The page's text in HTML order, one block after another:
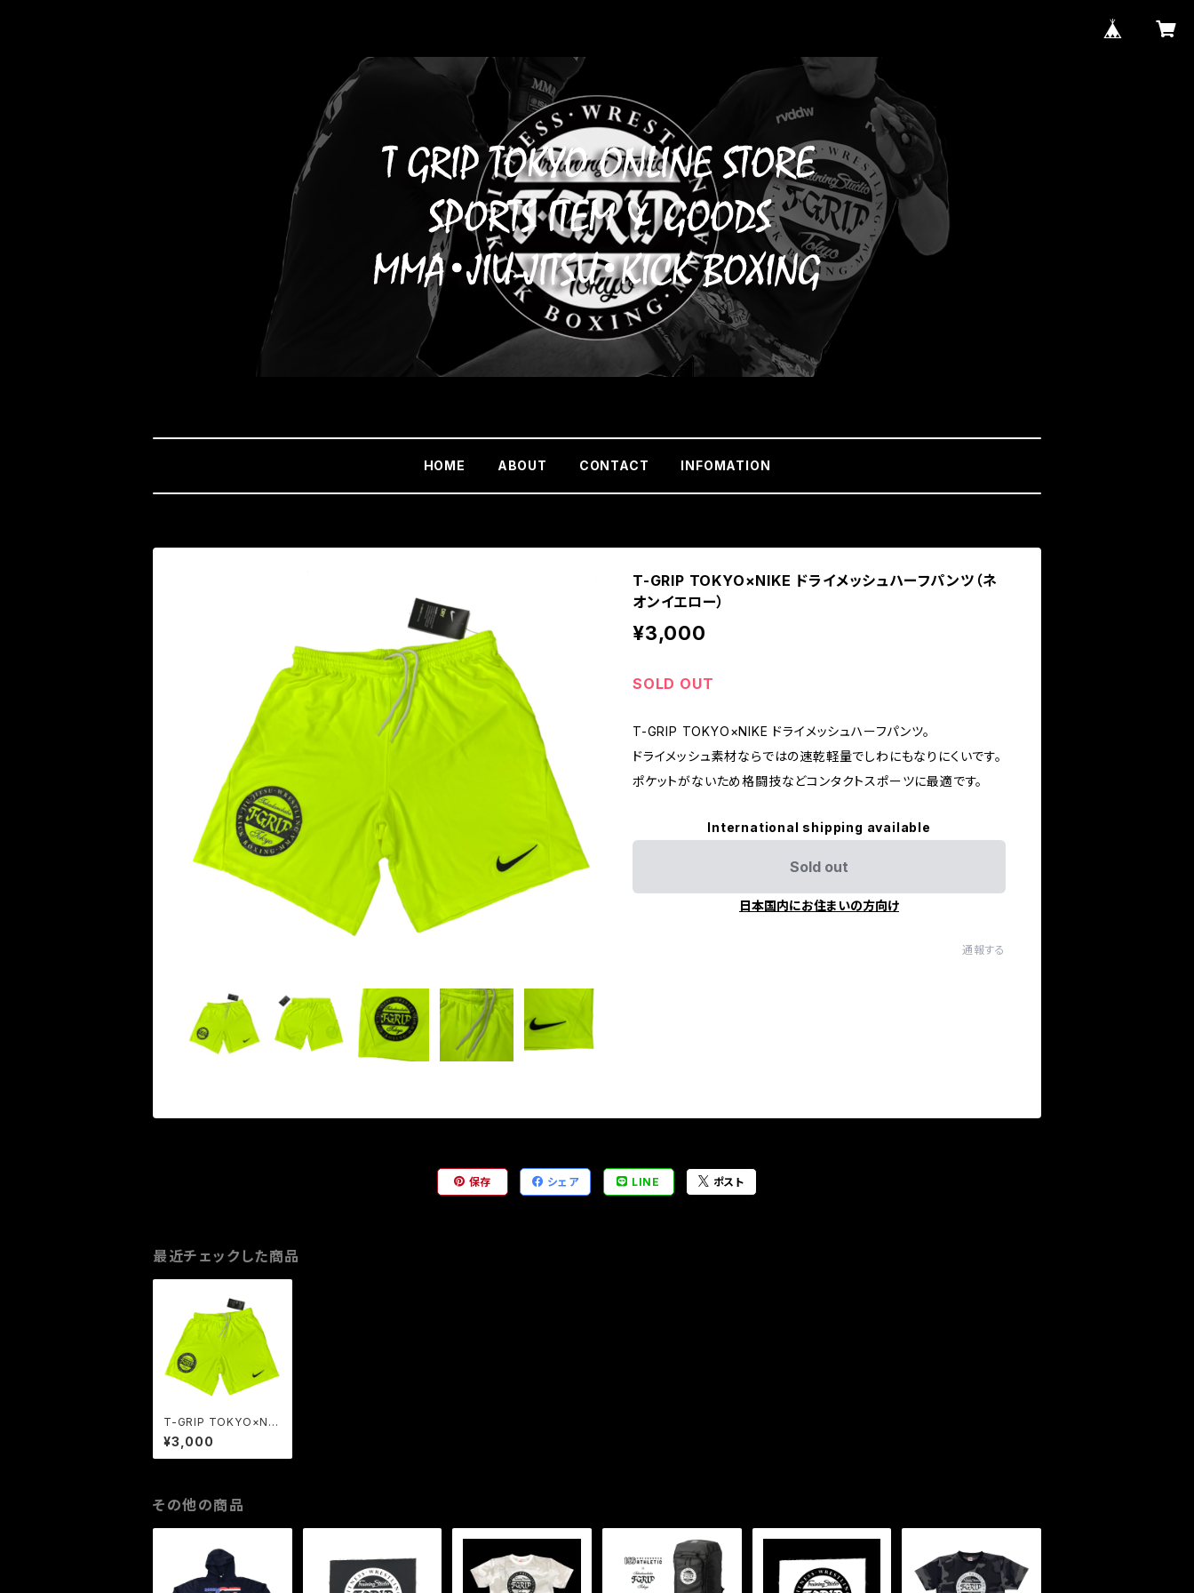
HOME ABOUT CONTACT INFOMATION
T-GRIP TOKYO×NIKE ドライメッシュハーフパンツ（ネ
オンイエロー）
¥3,000
SOLD OUT
T-GRIP TOKYO×NIKE ドライメッシュハーフパンツ。
ドライメッシュ素材ならではの速乾軽量でしわにもなりにくいです。
ポケットがないため格闘技などコンタクトスポーツに最適です。
International shipping available
Sold out
日本国内にお住まいの方向け
通報する
保存 シェア LINE ポスト
最近チェックした商品
T-GRIP TOKYO×NIK
E ドライメッシュハーフ
パンツ（ネオンイエロ
ー）
¥3,000
その他の商品